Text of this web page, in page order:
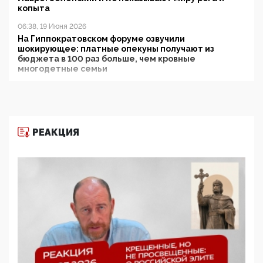
копыта
06:38, 19 Июня 2026
На Гиппократовском форуме озвучили
шокирующее: платные опекуны получают из
бюджета в 100 раз больше, чем кровные
многодетные семьи
11:53, 09 Июня 2026
деятельность ИИТО ЮНЕСКО в России, но
цифроглобалисты продолжают определять
повестку в образовании
09:43, 01 Июня 2026
5G за счет здоровья граждан: Минцифры намерено
отобрать у регионов и муниципалитетов право
защищать жилые дома и социальные объекты от
05:58, 26 Мая 2026
РЕАКЦИЯ